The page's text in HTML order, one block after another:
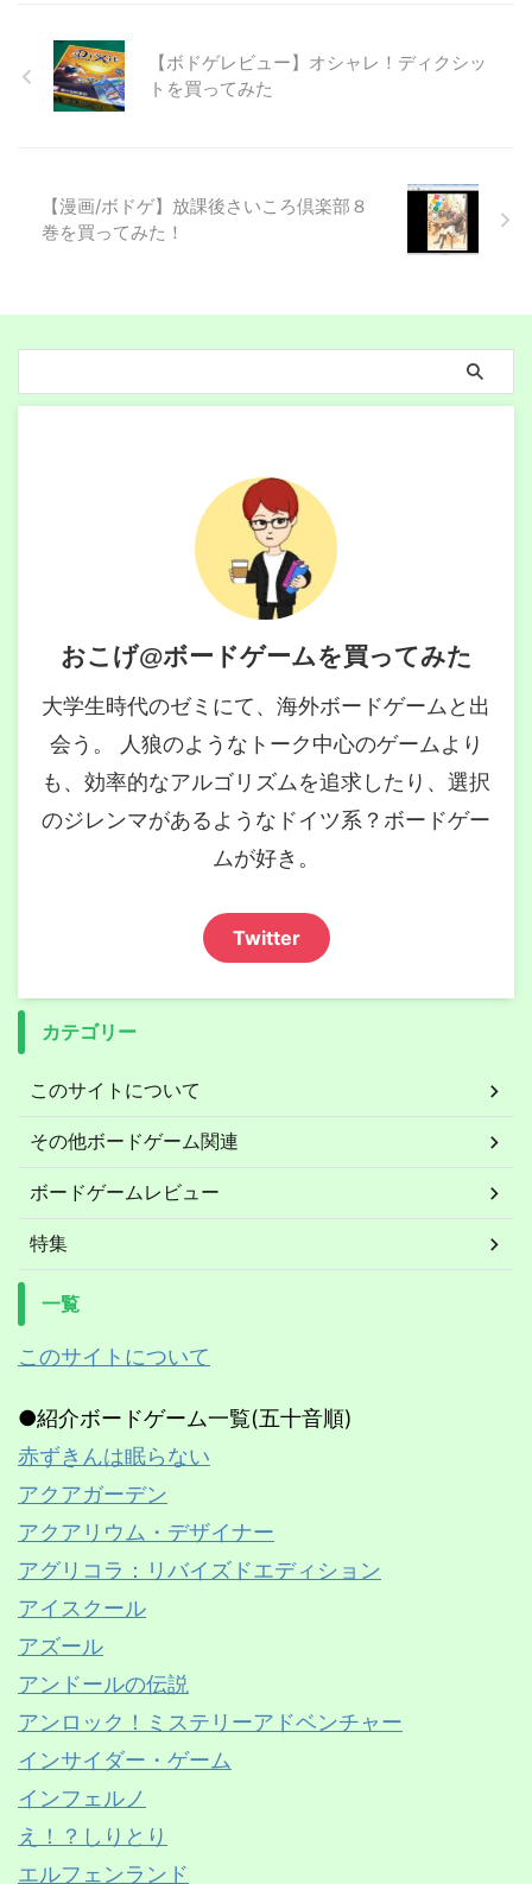
【ボドゲレビュー】オシャレ！ディクシッ
トを買ってみた
【漫画/ボドゲ】放課後さいころ倶楽部８
巻を買ってみた！
おこげ@ボードゲームを買ってみた
大学生時代のゼミにて、海外ボードゲームと出
会う。 人狼のようなトーク中心のゲームより
も、効率的なアルゴリズムを追求したり、選択
のジレンマがあるようなドイツ系？ボードゲー
ムが好き。
Twitter
カテゴリー
このサイトについて
その他ボードゲーム関連
ボードゲームレビュー
特集
一覧
このサイトについて
●紹介ボードゲーム一覧(五十音順)
赤ずきんは眠らない
アクアガーデン
アクアリウム・デザイナー
アグリコラ：リバイズドエディション
アイスクール
アズール
アンドールの伝説
アンロック！ミステリーアドベンチャー
インサイダー・ゲーム
インフェルノ
え！？しりとり
エルフェンランド